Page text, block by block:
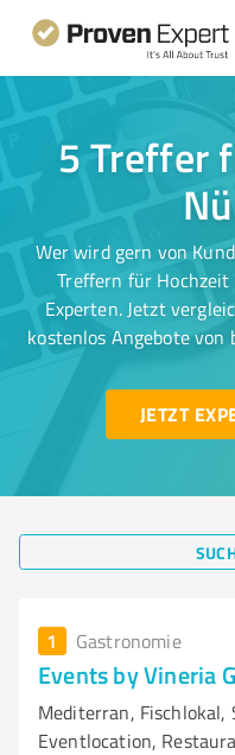
5 Treffer
Wer wird gern von
Treffern für
Experten. Jetzt
kostenlos Angebote
JETZT
1 Gastronomie
Events by Vineria
Mediterran, Fischlokal,
Eventlocation,